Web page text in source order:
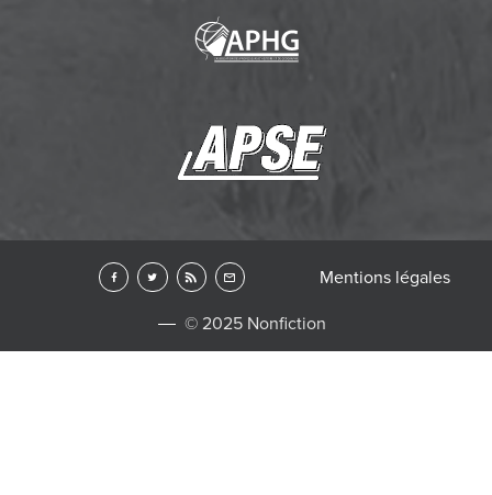
© 2025 Nonfiction
Mentions légales